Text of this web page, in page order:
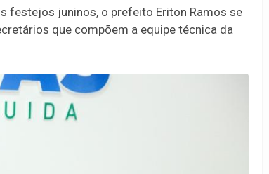
festejos juninos, o prefeito Eriton Ramos se
que compõem a equipe técnica da